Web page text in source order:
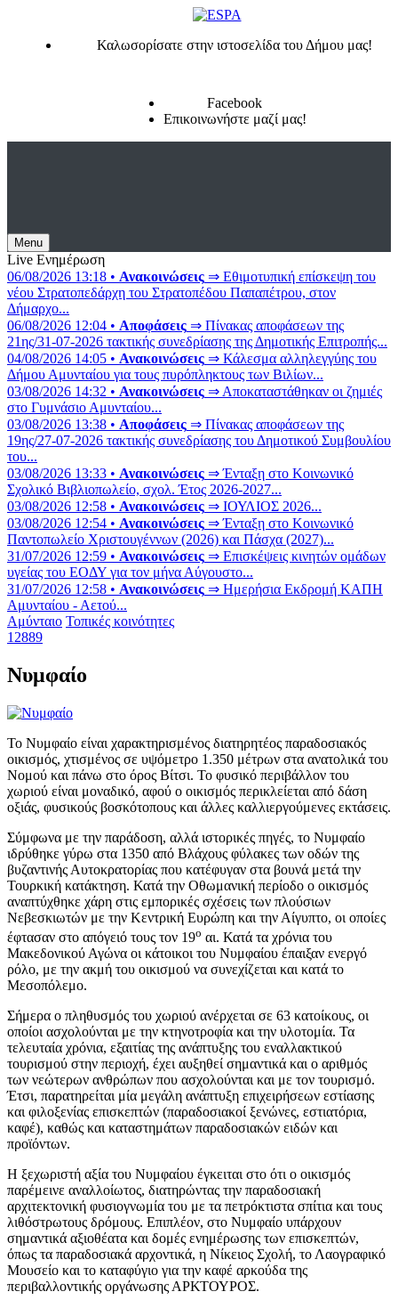
Καλωσορίσατε στην ιστοσελίδα του Δήμου μας!
Facebook
Επικοινωνήστε μαζί μας!
Menu
Live Ενημέρωση
06/08/2026 13:18 • Ανακοινώσεις ⇒ Εθιμοτυπική επίσκεψη του
νέου Στρατοπεδάρχη του Στρατοπέδου Παπαπέτρου, στον
Δήμαρχο...
06/08/2026 12:04 • Αποφάσεις ⇒ Πίνακας αποφάσεων της
21ης/31-07-2026 τακτικής συνεδρίασης της Δημοτικής Επιτροπής...
04/08/2026 14:05 • Ανακοινώσεις ⇒ Κάλεσμα αλληλεγγύης του
Δήμου Αμυνταίου για τους πυρόπληκτους των Βιλίων...
03/08/2026 14:32 • Ανακοινώσεις ⇒ Αποκαταστάθηκαν οι ζημιές
στο Γυμνάσιο Αμυνταίου...
03/08/2026 13:38 • Αποφάσεις ⇒ Πίνακας αποφάσεων της
19ης/27-07-2026 τακτικής συνεδρίασης του Δημοτικού Συμβουλίου
του...
03/08/2026 13:33 • Ανακοινώσεις ⇒ Ένταξη στο Κοινωνικό
Σχολικό Βιβλιοπωλείο, σχολ. Έτος 2026-2027...
03/08/2026 12:58 • Ανακοινώσεις ⇒ ΙΟΥΛΙΟΣ 2026...
03/08/2026 12:54 • Ανακοινώσεις ⇒ Ένταξη στο Κοινωνικό
Παντοπωλείο Χριστουγέννων (2026) και Πάσχα (2027)...
31/07/2026 12:59 • Ανακοινώσεις ⇒ Επισκέψεις κινητών ομάδων
υγείας του ΕΟΔΥ για τον μήνα Αύγουστο...
31/07/2026 12:58 • Ανακοινώσεις ⇒ Ημερήσια Εκδρομή ΚΑΠΗ
Αμυνταίου - Αετού...
Αμύνταιο Τοπικές κοινότητες
12889
Νυμφαίο
Το Νυμφαίο είναι χαρακτηρισμένος διατηρητέος παραδοσιακός
οικισμός, χτισμένος σε υψόμετρο 1.350 μέτρων στα ανατολικά του
Νομού και πάνω στο όρος Βίτσι. Το φυσικό περιβάλλον του
χωριού είναι μοναδικό, αφού ο οικισμός περικλείεται από δάση
οξιάς, φυσικούς βοσκότοπους και άλλες καλλιεργούμενες εκτάσεις.
Σύμφωνα με την παράδοση, αλλά ιστορικές πηγές, το Νυμφαίο
ιδρύθηκε γύρω στα 1350 από Βλάχους φύλακες των οδών της
βυζαντινής Αυτοκρατορίας που κατέφυγαν στα βουνά μετά την
Τουρκική κατάκτηση. Κατά την Οθωμανική περίοδο ο οικισμός
αναπτύχθηκε χάρη στις εμπορικές σχέσεις των πλούσιων
Νεβεσκιωτών με την Κεντρική Ευρώπη και την Αίγυπτο, οι οποίες
έφτασαν στο απόγειό τους τον 19ο αι. Κατά τα χρόνια του
Μακεδονικού Αγώνα οι κάτοικοι του Νυμφαίου έπαιξαν ενεργό
ρόλο, με την ακμή του οικισμού να συνεχίζεται και κατά το
Μεσοπόλεμο.
Σήμερα ο πληθυσμός του χωριού ανέρχεται σε 63 κατοίκους, οι
οποίοι ασχολούνται με την κτηνοτροφία και την υλοτομία. Τα
τελευταία χρόνια, εξαιτίας της ανάπτυξης του εναλλακτικού
τουρισμού στην περιοχή, έχει αυξηθεί σημαντικά και ο αριθμός
των νεώτερων ανθρώπων που ασχολούνται και με τον τουρισμό.
Έτσι, παρατηρείται μία μεγάλη ανάπτυξη επιχειρήσεων εστίασης
και φιλοξενίας επισκεπτών (παραδοσιακοί ξενώνες, εστιατόρια,
καφέ), καθώς και καταστημάτων παραδοσιακών ειδών και
προϊόντων.
Η ξεχωριστή αξία του Νυμφαίου έγκειται στο ότι ο οικισμός
παρέμεινε αναλλοίωτος, διατηρώντας την παραδοσιακή
αρχιτεκτονική φυσιογνωμία του με τα πετρόκτιστα σπίτια και τους
λιθόστρωτους δρόμους. Επιπλέον, στο Νυμφαίο υπάρχουν
σημαντικά αξιοθέατα και δομές ενημέρωσης των επισκεπτών,
όπως τα παραδοσιακά αρχοντικά, η Νίκειος Σχολή, το Λαογραφικό
Μουσείο και το καταφύγιο για την καφέ αρκούδα της
περιβαλλοντικής οργάνωσης ΑΡΚΤΟΥΡΟΣ.